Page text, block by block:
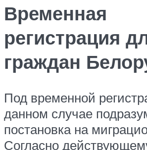
Временная
регистрация
граждан
Под временной
данном случае
постановка на
Согласно